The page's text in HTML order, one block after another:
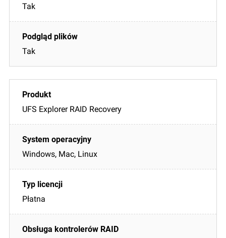
Tak
Tak
UFS Explorer RAID Recovery
Windows, Mac, Linux
Płatna